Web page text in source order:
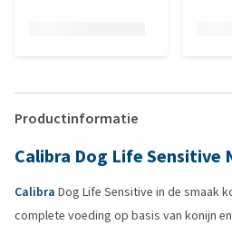
Productinformatie
Calibra Dog Life Sensitive
Calibra Dog Life Sensitive in de smaak
complete voeding op basis van konijn